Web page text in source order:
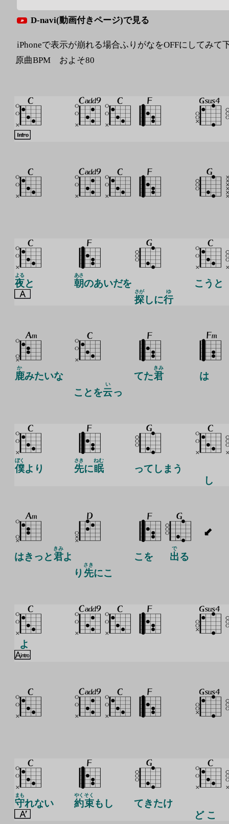
D-navi(動画付きページ)で見る
iPhoneで表示が崩れる場合ふりがなをOFFにしてみて
原曲BPM およそ80
夜
よる
と 朝
あさ
のあいだを
探
さが
しに行
ゆ
こうと
鹿
か
みたいな
ことを云
い
っ
てた君
きみ
は
僕
ぼく
より 先
さき
に眠
ねむ
ってしまう
し
はきっと君
きみ
よ
り 先
さき
にこ
こを 出
で
る
よ
守
まも
れない 約
やく
束
そく
もし
てきたけ
ど こ